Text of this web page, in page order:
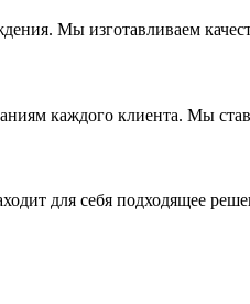
Мы изготавливаем
каждого клиента. Мы
для себя подходящее